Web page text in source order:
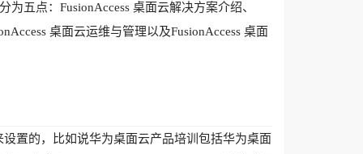
五点：FusionAccess 桌面云解决方案介绍、
桌面云运维与管理以及FusionAccess 桌面
置的，比如说华为桌面云产品培训包括华为桌面